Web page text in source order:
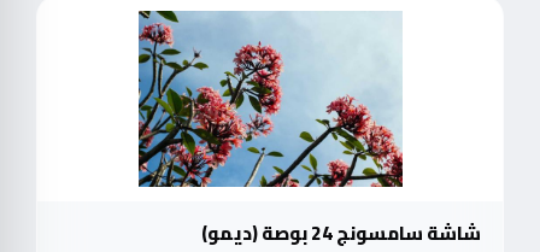
شاشة سامسونج 24 بوصة (ديمو)